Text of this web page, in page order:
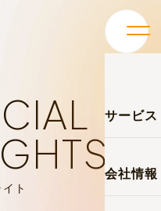
サービス
会社情報
ト